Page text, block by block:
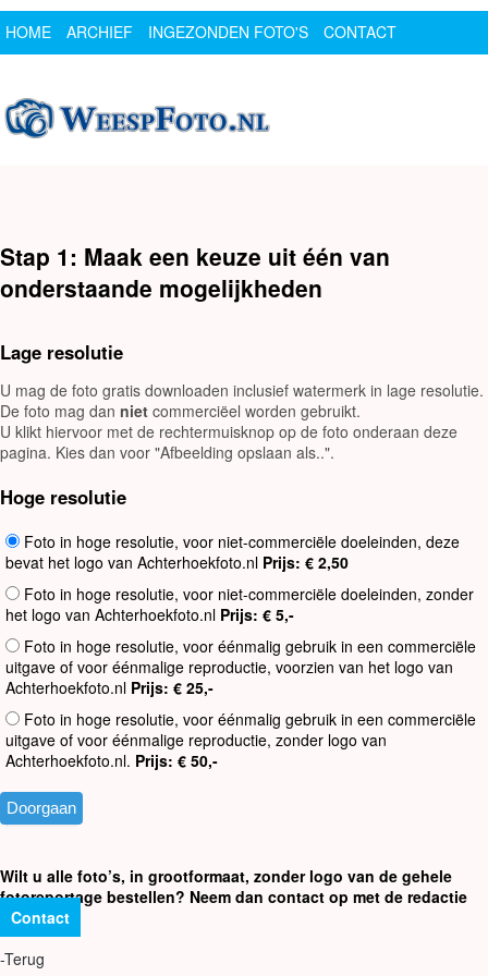
HOME ARCHIEF INGEZONDEN FOTO'S
CONTACT
Stap 1: Maak een keuze uit één van
onderstaande mogelijkheden
Lage resolutie
U mag de foto gratis downloaden inclusief watermerk in lage resolutie.
De foto mag dan niet commerciëel worden gebruikt.
U klikt hiervoor met de rechtermuisknop op de foto onderaan deze
pagina. Kies dan voor "Afbeelding opslaan als..".
Hoge resolutie
Foto in hoge resolutie, voor niet-commerciële doeleinden, deze
bevat het logo van Achterhoekfoto.nl Prijs: € 2,50
Foto in hoge resolutie, voor niet-commerciële doeleinden, zonder
het logo van Achterhoekfoto.nl Prijs: € 5,-
Foto in hoge resolutie, voor éénmalig gebruik in een commerciële
uitgave of voor éénmalige reproductie, voorzien van het logo van
Achterhoekfoto.nl Prijs: € 25,-
Foto in hoge resolutie, voor éénmalig gebruik in een commerciële
uitgave of voor éénmalige reproductie, zonder logo van
Achterhoekfoto.nl. Prijs: € 50,-
Wilt u alle foto’s, in grootformaat, zonder logo van de gehele
fotoreportage bestellen? Neem dan contact op met de redactie
Contact
-Terug